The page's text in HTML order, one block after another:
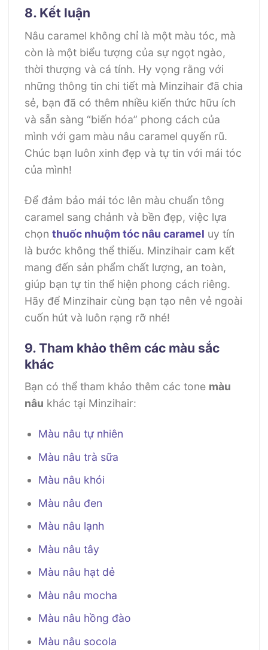
8. Kết luận
Nâu caramel không chỉ là một màu tóc, mà
còn là một biểu tượng của sự ngọt ngào,
thời thượng và cá tính. Hy vọng rằng với
những thông tin chi tiết mà Minzihair đã chia
sẻ, bạn đã có thêm nhiều kiến thức hữu ích
và sẵn sàng “biến hóa” phong cách của
mình với gam màu nâu caramel quyến rũ.
Chúc bạn luôn xinh đẹp và tự tin với mái tóc
của mình!
Để đảm bảo mái tóc lên màu chuẩn tông
caramel sang chảnh và bền đẹp, việc lựa
chọnthuốc nhuộm tóc nâu caramel uy tín
là bước không thể thiếu. Minzihair cam kết
mang đến sản phẩm chất lượng, an toàn,
giúp bạn tự tin thể hiện phong cách riêng.
Hãy để Minzihair cùng bạn tạo nên vẻ ngoài
cuốn hút và luôn rạng rỡ nhé!
9. Tham khảo thêm các màu sắc
khác
Bạn có thể tham khảo thêm các tone màu
nâu khác tại Minzihair:
Màu nâu tự nhiên
Màu nâu trà sữa
Màu nâu khói
Màu nâu đen
Màu nâu lạnh
Màu nâu tây
Màu nâu hạt dẻ
Màu nâu mocha
Màu nâu hồng đào
Màu nâu socola